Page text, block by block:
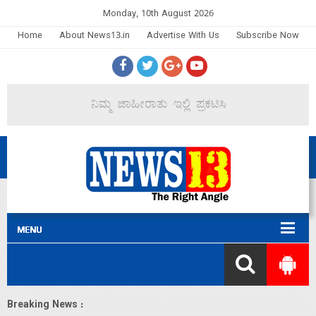
Monday, 10th August 2026
Home
About News13.in Advertise With Us Subscribe Now
Breaking News :